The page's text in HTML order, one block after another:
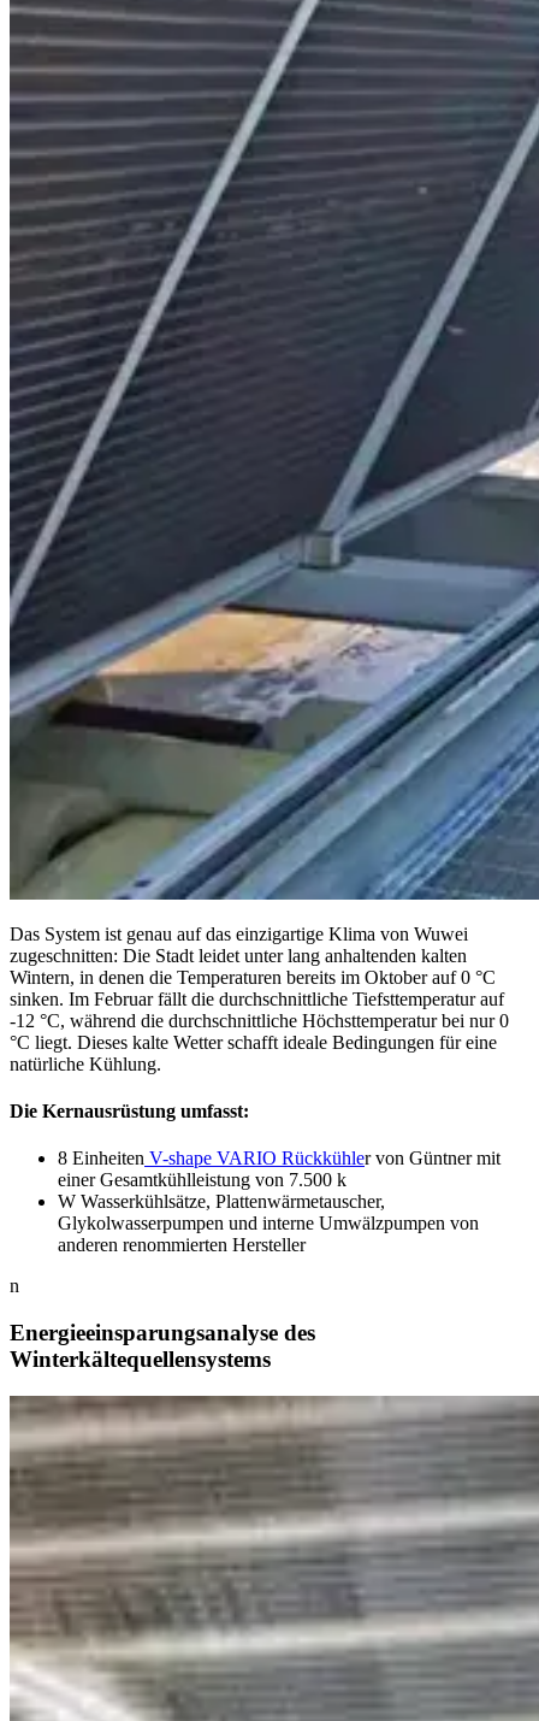
Das System ist genau auf das einzigartige Klima von Wuwei
zugeschnitten: Die Stadt leidet unter lang anhaltenden kalten
Wintern, in denen die Temperaturen bereits im Oktober auf 0 °C
sinken. Im Februar fällt die durchschnittliche Tiefsttemperatur auf
-12 °C, während die durchschnittliche Höchsttemperatur bei nur 0
°C liegt. Dieses kalte Wetter schafft ideale Bedingungen für eine
natürliche Kühlung.
Die Kernausrüstung umfasst:
8 Einheiten V-shape VARIO Rückkühler von Güntner mit
einer Gesamtkühlleistung von 7.500 k
W Wasserkühlsätze, Plattenwärmetauscher,
Glykolwasserpumpen und interne Umwälzpumpen von
anderen renommierten Hersteller
n
Energieeinsparungsanalyse des
Winterkältequellensystems